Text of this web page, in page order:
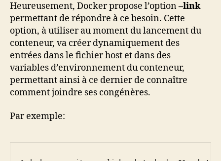
Heureusement, Docker propose l’option–link
permettant de répondre à ce besoin. Cette
option, à utiliser au moment du lancement du
conteneur, va créer dynamiquement des
entrées dans le fichier host et dans des
variables d’environnement du conteneur,
permettant ainsi à ce dernier de connaître
comment joindre ses congénères.
Par exemple: